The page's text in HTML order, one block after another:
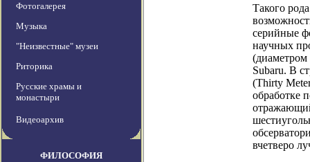
Фотогалерея
Музыка
"Неизвестные" музеи
Риторика
Русские храмы и
монастыри
Видеоархив
ФИЛОСОФИЯ
Такого
серийные
научных
(диаметром
Subaru. В
(Thirty
обработке
вчетверо